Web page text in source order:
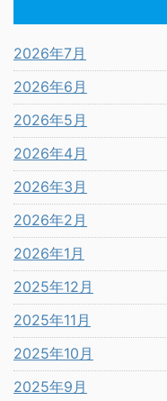
2026年7月
2026年6月
2026年5月
2026年4月
2026年3月
2026年2月
2026年1月
2025年12月
2025年11月
2025年10月
2025年9月